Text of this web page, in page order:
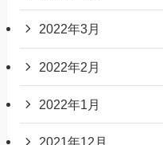
2022年3月
2022年2月
2022年1月
2021年12月